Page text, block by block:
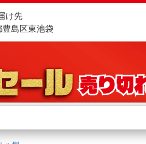
け先
豊島区東池袋
す
らさがす